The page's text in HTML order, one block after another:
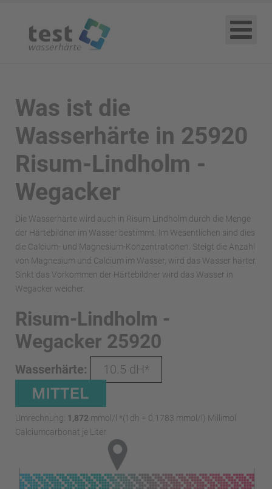
Was ist die
Wasserhärte in 25920
Risum-Lindholm -
Wegacker
Die Wasserhärte wird auch in Risum-Lindholm durch die Menge
der Härtebildner im Wasser bestimmt. Im Wesentlichen sind dies
die Calcium- und Magnesium-Konzentrationen. Steigt die Anzahl
von Magnesium und Calcium im Wasser, wird das Wasser härter.
Sinkt das Vorkommen der Härtebildner wird das Wasser in
Wegacker weicher.
Risum-Lindholm -
Wegacker 25920
Wasserhärte: 10.5 dH*
Umrechnung: 1,872 mmol/l *(1dh = 0,1783 mmol/l) Millimol
Calciumcarbonat je Liter